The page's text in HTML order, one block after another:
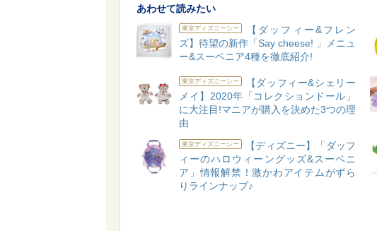
あわせて読みたい
東京ディズニーシー
【ダッフィー&フレン
ズ】待望の新作「Say cheese! 」メニュ
ー&スーベニア4種を徹底紹介!
東京ディズニーシー
【ダッフィー&シェリー
メイ】2020年「コレクションドール」
に大注目!マニアが購入を決めた3つの理
由
東京ディズニーシー
【ディズニー】「ダッフ
ィーのハロウィーングッズ&スーベニ
ア」情報解禁！激かわアイテムがずら
りラインナップ♪